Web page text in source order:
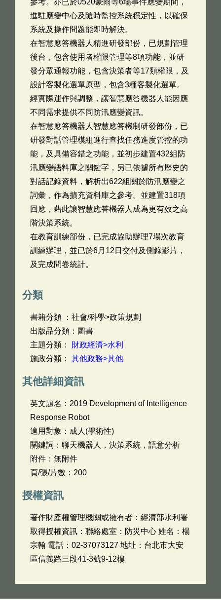
參考。亦已於0520豪雨等6場事件應變期間，
進駐應變中心及隨時監控系統穩定性，以確保
系統及操作問題能即時解決。
在智慧應答機器人精進研發部份，已規劃管理
後台，包含使用者權限管理等8項功能，並研
發分眾通報功能，包含決策者等17類權限，及
設計客製化選單原型，包含3種客製化選單。
經實際運作與調整，讓智慧應答機器人能因應
不同需求提供不同防汛應變資訊。
在智慧應答機器人智慧應答機制研發部份，已
研發對話管理模組進行查找任務進度管控的功
能，及具備容錯之功能，並初步建置432組防
汛應變語料庫之關鍵字，另已依據所有歷史的
對話記錄資料，解析出622組關於防汛應變之
詞彙，作為擴充資料庫之參考。並建置318項
回應，藉此讓智慧應答機器人成為更有效之高
階決策系統。
在教育訓練部份，已完成協助辦理7場次教育
訓練辦理，並已於6月12日交付及側錄影片，
及完成問卷統計。
分類
書籍分類 ：社會/科學>政策規劃
出版品分類：圖書
主題分類： 財政經濟>水利
施政分類： 其他政務>其他
其他詳細資訊
英文題名： 2019 Development of Intelligence
Response Robot
適用對象：成人(學術性)
關鍵詞：聊天機器人，決策系統，語意分析
附件：無附件
頁/張/片數：200
授權資訊
著作財產權管理機關或擁有者：經濟部水利署
取得授權資訊：聯絡處室：防災中心 姓名：楊
宗翰 電話：02-37073127 地址：台北市大安
區信義路三段41-3號9-12樓